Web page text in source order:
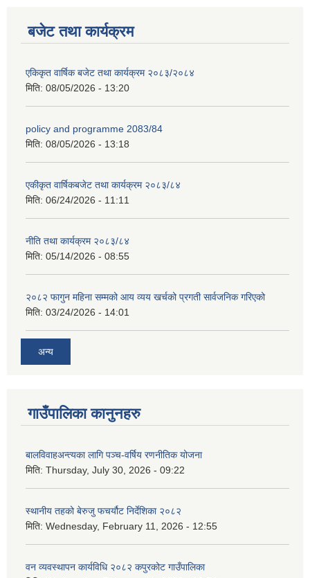
बजेट तथा कार्यक्रम
एकिकृत वार्षिक बजेट तथा कार्यक्रम २०८३/२०८४
मिति: 08/05/2026 - 13:20
policy and programme 2083/84
मिति: 08/05/2026 - 13:18
एकीकृत वार्षिकबजेट तथा कार्यक्रम २०८३/८४
मिति: 06/24/2026 - 11:11
नीति तथा कार्यक्रम २०८३/८४
मिति: 05/14/2026 - 08:55
२०८२ फागुन महिना सम्मको आय व्यय खर्चको प्रगती सार्वजनिक गरिएको
मिति: 03/24/2026 - 14:01
अन्य
गाउँपालिका कानुनहरु
बालविवाहअन्त्यका लागि पञ्च-वर्षिय रणनीतिक योजना
मिति: Thursday, July 30, 2026 - 09:22
स्थानीय तहको बेरुजु फचर्यौट निर्देशिका २०८२
मिति: Wednesday, February 11, 2026 - 12:55
वन व्यवस्थापन कार्यविधि २०८२ कपुरकोट गाउँपालिका